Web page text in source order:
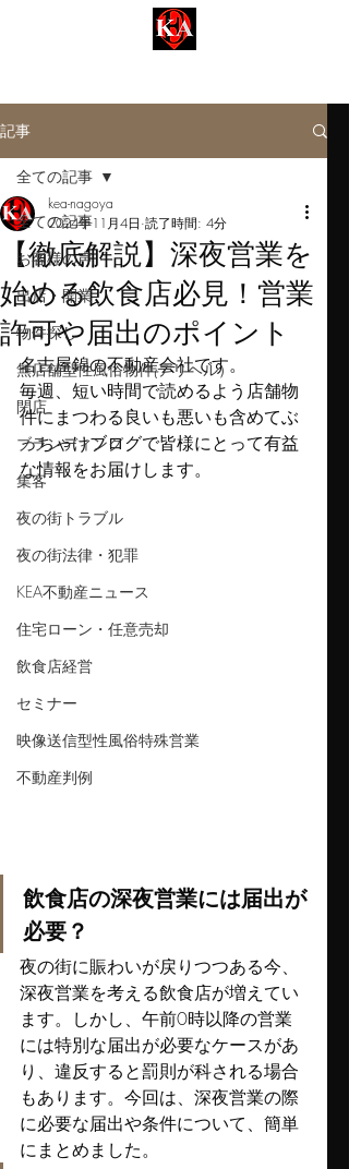
記事
全ての記事
お客様の声
出店・開業
物件探し
無店舗型性風俗物件₍デリヘル）
閉店
ブランディング
集客
夜の街トラブル
夜の街法律・犯罪
KEA不動産ニュース
住宅ローン・任意売却
飲食店経営
セミナー
映像送信型性風俗特殊営業
不動産判例
全ての記事
【徹底解説】深夜営業を
始める飲食店必見！営業
許可や届出のポイント
kea-nagoya
2024年11月4日 読了時間: 4分
名古屋錦の不動産会社です。
毎週、短い時間で読めるよう店舗物
件にまつわる良いも悪いも含めてぶ
っちゃけブログで皆様にとって有益
な情報をお届けします。
飲食店の深夜営業には届出が
必要？
夜の街に賑わいが戻りつつある今、
深夜営業を考える飲食店が増えてい
ます。しかし、午前0時以降の営業
には特別な届出が必要なケースがあ
り、違反すると罰則が科される場合
もあります。今回は、深夜営業の際
に必要な届出や条件について、簡単
にまとめました。